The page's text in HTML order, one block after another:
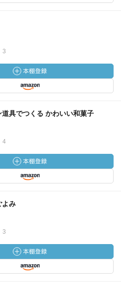
3
具でつくる かわいい和菓子
4
よみ
3